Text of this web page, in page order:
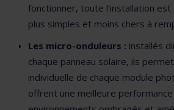
fonctionner, toute l’installation est
plus simples et moins chers à
Les micro-onduleurs : installés
chaque panneau solaire, ils
individuelle de chaque module
offrent une meilleure